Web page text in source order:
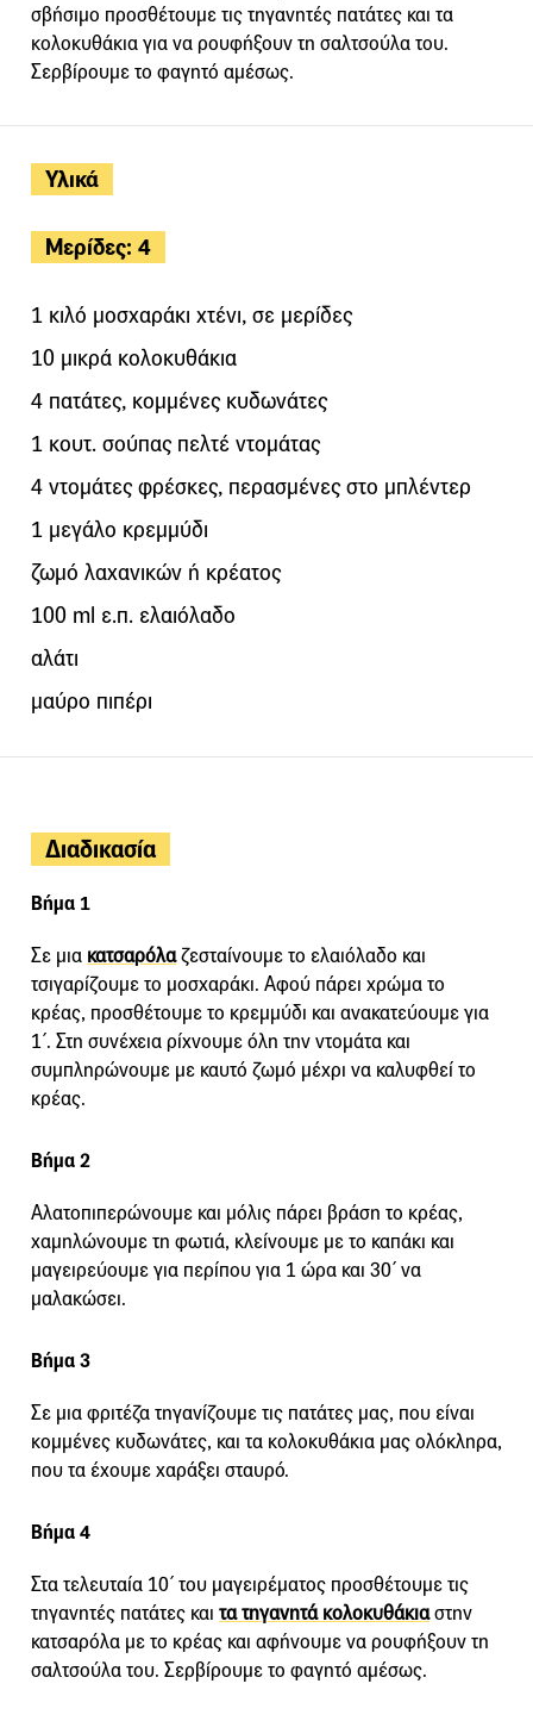
Υλικά
Μερίδες: 4
1 κιλό μοσχαράκι χτένι, σε μερίδες
10 μικρά κολοκυθάκια
4 πατάτες, κομμένες κυδωνάτες
1 κουτ. σούπας πελτέ ντομάτας
4 ντομάτες φρέσκες, περασμένες στο μπλέντερ
1 μεγάλο κρεμμύδι
ζωμό λαχανικών ή κρέατος
100 ml ε.π. ελαιόλαδο
αλάτι
μαύρο πιπέρι
σβήσιμο προσθέτουμε τις τηγανητές πατάτες και τα
κολοκυθάκια για να ρουφήξουν τη σαλτσούλα του.
Σερβίρουμε το φαγητό αμέσως.
Διαδικασία
Βήμα 1
Σε μια κατσαρόλαζεσταίνουμε το ελαιόλαδο και
τσιγαρίζουμε το μοσχαράκι. Αφού πάρει χρώμα το
κρέας, προσθέτουμε το κρεμμύδι και ανακατεύουμε για
1΄. Στη συνέχεια ρίχνουμε όλη την ντομάτα και
συμπληρώνουμε με καυτό ζωμό μέχρι να καλυφθεί το
κρέας.
Βήμα 2
Αλατοπιπερώνουμε και μόλις πάρει βράση το κρέας,
χαμηλώνουμε τη φωτιά, κλείνουμε με το καπάκι και
μαγειρεύουμε για περίπου για 1 ώρα και 30΄ να
μαλακώσει.
Βήμα 3
Σε μια φριτέζα τηγανίζουμε τις πατάτες μας, που είναι
κομμένες κυδωνάτες, και τα κολοκυθάκια μας ολόκληρα,
που τα έχουμε χαράξει σταυρό.
Βήμα 4
Στα τελευταία 10΄ του μαγειρέματος προσθέτουμε τις
τηγανητές πατάτες και τα τηγανητά κολοκυθάκιαστην
κατσαρόλα με το κρέας και αφήνουμε να ρουφήξουν τη
σαλτσούλα του. Σερβίρουμε το φαγητό αμέσως.